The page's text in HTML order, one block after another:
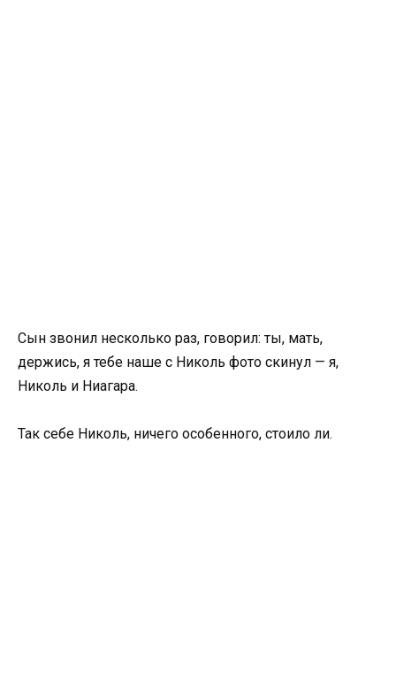
Сын звонил несколько раз, говорил: ты, мать,
держись, я тебе наше с Николь фото скинул — я,
Николь и Ниагара.
Так себе Николь, ничего особенного, стоило ли.